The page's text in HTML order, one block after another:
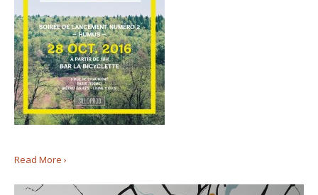
Read More ›